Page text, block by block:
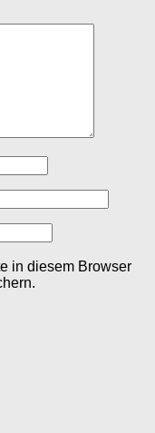
in diesem Browser